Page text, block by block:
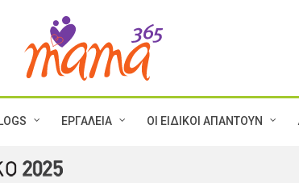
ΕΡΓΑΛΕΙΑ ΟΙ ΕΙΔΙΚΟΙ ΑΠΑΝΤΟΥΝ